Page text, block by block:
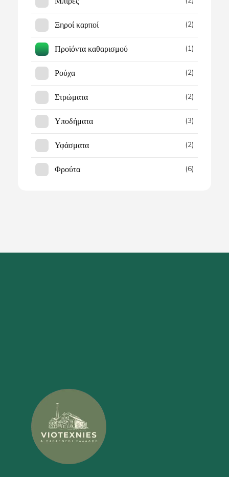
Ξηροί καρποί (2)
Προϊόντα καθαρισμού (1)
Ρούχα (2)
Στρώματα (2)
Υποδήματα (3)
Υφάσματα (2)
Φρούτα (6)